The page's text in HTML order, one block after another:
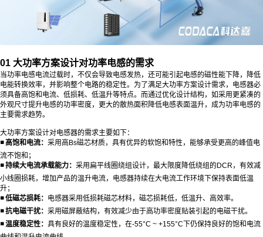
01 大功率方案设计对功率电感的需求
当功率电感电流过载时，不仅会导致电感发热，还可能引起电感的磁性能下降，降低
电能转换效率，并影响整个电路的稳定性。为了满足大功率方案设计需求，电感器必
须具备高饱和电流、低损耗、低温升等特点。而通过优化设计结构，如采用更紧凑的
外观尺寸提升电感的功率密度，更大的散热面积降低电感表面温升，成为功率电感的
主要需求趋势。
大功率方案设计对电感器的需求主要如下：
◾ 高饱和电流‌： 采用高Bs磁芯材质，具有优异的软饱和特性，能够承受更高的峰值电
流不饱和；
◾持续大电流承载能力‌： 采用扁平线圈绕组设计，最大限度降低绕组的DCR，有效减
小线圈损耗，增加产品的温升电流，电感器持续在大电流工作环境下保持表面低温
升；
◾低磁芯损耗： 电感器采用低损耗磁芯材料，磁芯损耗低，低温升、高效率。
◾抗电磁干扰： 采用磁屏蔽结构，有效减少由于高功率密度贴装引起的电磁干扰。
◾温度稳定性： 具有良好的温度稳定性，在-55°C ~ +155°C下仍保持良好的饱和电流